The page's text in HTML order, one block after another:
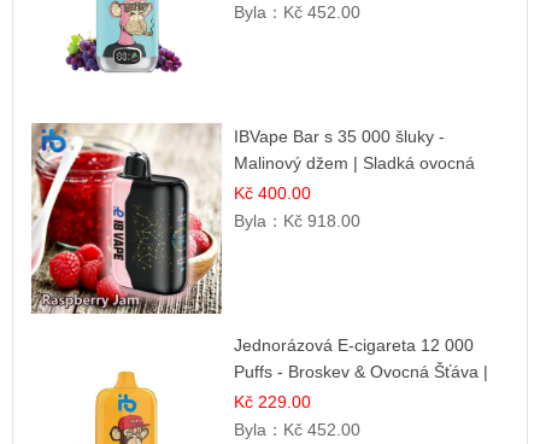
Byla： Kč 452.00
IBVape Bar s 35 000 šluky -
Malinový džem | Sladká ovocná
příchuť
Kč 400.00
Byla： Kč 918.00
Jednorázová E-cigareta 12 000
Puffs - Broskev & Ovocná Šťáva |
Osvěžující ovocná směs
Kč 229.00
Byla： Kč 452.00